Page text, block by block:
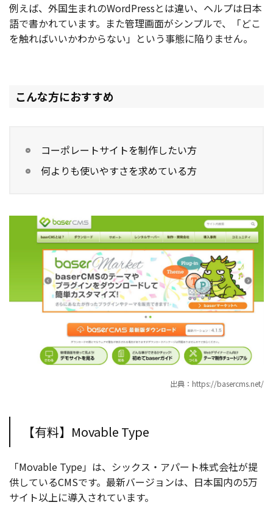
例えば、外国生まれのWordPressとは違い、ヘルプは日本
語で書かれています。また管理画面がシンプルで、「どこ
を触ればいいかわからない」という事態に陥りません。
こんな方におすすめ
コーポレートサイトを制作したい方
何よりも使いやすさを求めている方
出典：https://basercms.net/
【有料】Movable Type
「Movable Type」は、シックス・アパート株式会社が提
供しているCMSです。最新バージョンは、日本国内の5万
サイト以上に導入されています。